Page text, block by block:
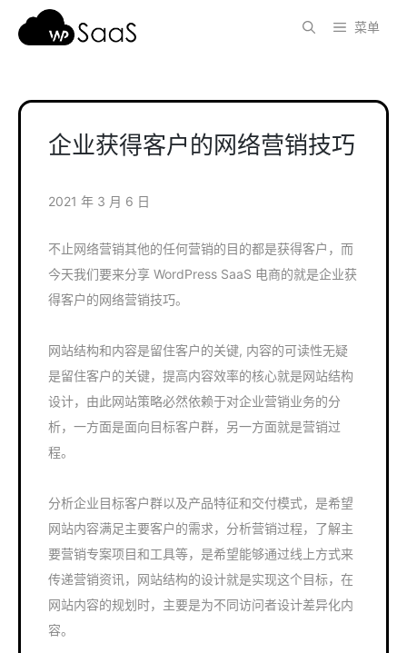
菜单
企业获得客户的网络营销技巧
2021 年 3 月 6 日
不止网络营销其他的任何营销的目的都是获得客户，而
今天我们要来分享 WordPress SaaS 电商的就是企业获
得客户的网络营销技巧。
网站结构和内容是留住客户的关键, 内容的可读性无疑
是留住客户的关键，提高内容效率的核心就是网站结构
设计，由此网站策略必然依赖于对企业营销业务的分
析，一方面是面向目标客户群，另一方面就是营销过
程。
分析企业目标客户群以及产品特征和交付模式，是希望
网站内容满足主要客户的需求，分析营销过程，了解主
要营销专案项目和工具等，是希望能够通过线上方式来
传递营销资讯，网站结构的设计就是实现这个目标，在
网站内容的规划时，主要是为不同访问者设计差异化内
容。